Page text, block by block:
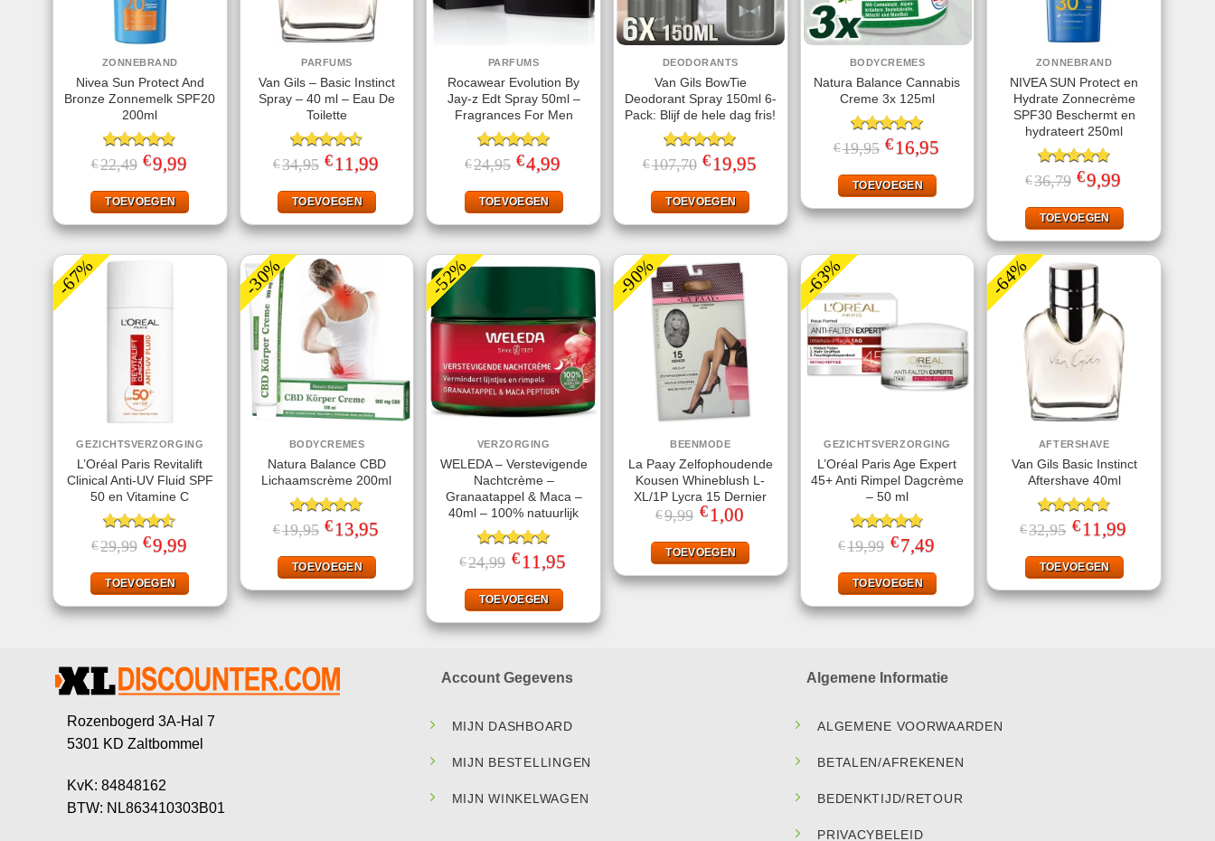
ZONNEBRAND
Nivea Sun Protect And
Bronze Zonnemelk SPF20
200ml
Gewaardeerd
4.78uit 5
€22,49 Oorspronkelijke
prijs
€22,49.
€9,99
€9,99.
TOEVOEGEN
PARFUMS
Van Gils – Basic Instinct
Spray – 40 ml – Eau De
Toilette
Gewaardeerd
4.50uit 5
€34,95 Oorspronkelijke
prijs
€34,95.
€ 11,99
TOEVOEGEN
PARFUMS
Rocawear Evolution By
Jay-z Edt Spray 50ml –
Fragrances For Men
Gewaardeerd
5.00 uit 5
€24,95 Oorspronkelijke
prijs
€24,95.
€4,99
€4,99.
TOEVOEGEN
DEODORANTS
Van Gils BowTie
Deodorant Spray 150ml 6-
Pack: Blijf de hele dag fris!
Gewaardeerd
5.00 uit 5
€107,70 Oorspronkelijke
prijs
€107,70.
€ 19,95
TOEVOEGEN
BODYCREMES
Natura Balance Cannabis
Creme 3x 125ml
Gewaardeerd
5.00uit 5
€19,95 Oorspronkelijke
prijs
€19,95.
€ 16,95
TOEVOEGEN
ZONNEBRAND
NIVEA SUN Protect en
Hydrate Zonnecrème
SPF30 Beschermt en
hydrateert 250ml
Gewaardeerd
4.78 uit 5
€36,79 Oorspronkelijke
prijs
€36,79.
€9,99
€9,99.
TOEVOEGEN
-67%
GEZICHTSVERZORGING
L’Oréal Paris Revitalift
Clinical Anti-UV Fluid SPF
50 en Vitamine C
Gewaardeerd
4.50uit 5
€29,99 Oorspronkelijke
prijs
€29,99.
€9,99
€9,99.
TOEVOEGEN
-30%
BODYCREMES
Natura Balance CBD
Lichaamscrème 200ml
Gewaardeerd
4.67uit 5
€19,95 Oorspronkelijke
prijs
€19,95.
€ 13,95
TOEVOEGEN
-52%
VERZORGING
WELEDA – Verstevigende
Nachtcrème –
Granaatappel & Maca –
40ml – 100% natuurlijk
Gewaardeerd
5.00uit 5
€24,99 Oorspronkelijke
prijs
€24,99.
€ 11,95prijs
TOEVOEGEN
-90%
BEENMODE
La Paay Zelfophoudende
Kousen Whineblush L-
XL/1P Lycra 15 Dernier
€9,99 Oorspronkelijke
prijs
€9,99.
€ 1,00Huidige
prijs
€1,00.
TOEVOEGEN
-63%
GEZICHTSVERZORGING
L’Oréal Paris Age Expert
45+ Anti Rimpel Dagcrème
– 50 ml
Gewaardeerd
4.80uit 5
€19,99 Oorspronkelijke
prijs
€19,99.
€7,49Huidige
€7,49.
TOEVOEGEN
-64%
AFTERSHAVE
Van Gils Basic Instinct
Aftershave 40ml
Gewaardeerd
4.71uit 5
€32,95 Oorspronkelijke
prijs
€32,95.
€ 11,99Huidige
TOEVOEGEN
Rozenbogerd 3A-Hal 7
5301 KD Zaltbommel
KvK: 84848162
BTW: NL863410303B01
Account Gegevens
MIJN DASHBOARD
MIJN BESTELLINGEN
MIJN WINKELWAGEN
Algemene Informatie
ALGEMENE VOORWAARDEN
BETALEN/AFREKENEN
BEDENKTIJD/RETOUR
PRIVACYBELEID